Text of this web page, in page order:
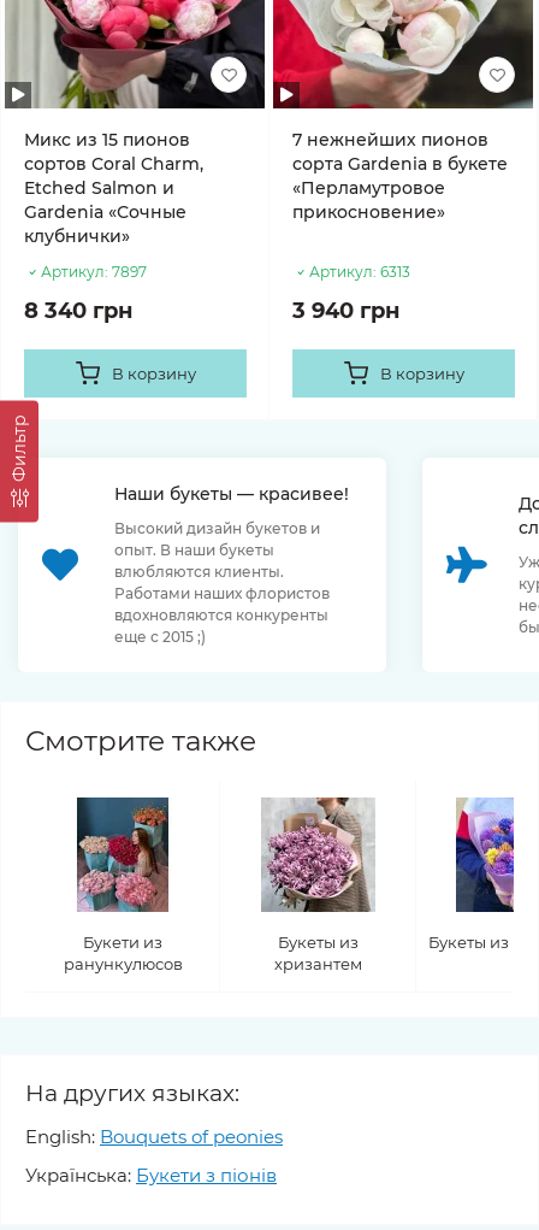
Фильтр
Микс из 15 пионов
сортов Coral Charm,
Etched Salmon и
Gardenia «Сочные
клубнички»
Артикул: 7897
8 340 грн
В корзину
7 нежнейших пионов
сорта Gardenia в букете
«Перламутровое
прикосновение»
Артикул: 6313
3 940 грн
В корзину
Наши букеты — красивее!
Высокий дизайн букетов и
опыт. В наши букеты
влюбляются клиенты.
Работами наших флористов
вдохновляются конкуренты
еще с 2015 ;)
Смотрите также
Букети из
ранункулюсов
Букеты из
хризантем
Букеты из
На других языках:
English: Bouquets of peonies
Українська: Букети з піонів